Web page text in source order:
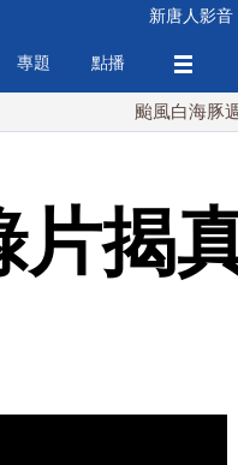
新唐人影音
專題 點播
颱風白海豚週末最接
揭